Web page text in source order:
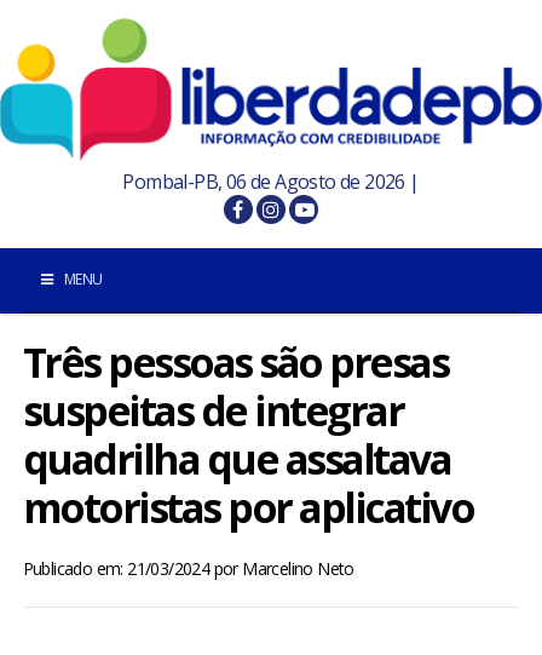
Pombal-PB, 06 de Agosto de 2026 |
MENU
INÍCIO
POMBAL E REGIÃO
PARAÍBA
Três pessoas são presas
suspeitas de integrar
quadrilha que assaltava
motoristas por aplicativo
Publicado em: 21/03/2024porMarcelino Neto